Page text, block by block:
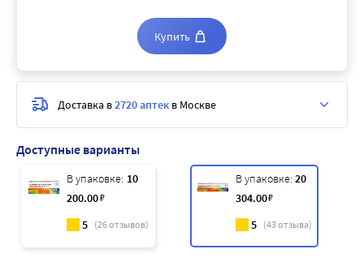
Доступные варианты
В упаковке: 10
200.00₽
5 (26отзывов)
В упаковке: 20
304.00₽
5 (43отзыва)
Купить
Доставка в2720 аптек в Москве